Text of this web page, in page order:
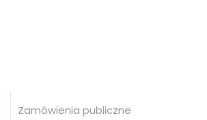
Zamówienia publiczne